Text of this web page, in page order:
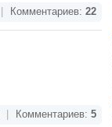
Комментариев: 22
Комментариев: 5